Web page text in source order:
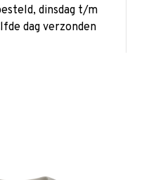
dinsdag t/m
dag verzonden